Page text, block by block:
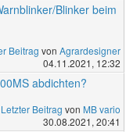
Blinker beim
Beitrag von Agrardesigner
04.11.2021, 12:32
abdichten?
Letzter Beitrag von MB vario
30.08.2021, 20:41